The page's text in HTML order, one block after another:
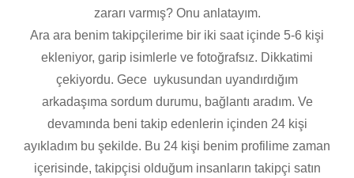
zararı varmış? Onu anlatayım.
Ara ara benim takipçilerime bir iki saat içinde 5-6 kişi
ekleniyor, garip isimlerle ve fotoğrafsız. Dikkatimi
çekiyordu. Gece uykusundan uyandırdığım
arkadaşıma sordum durumu, bağlantı aradım. Ve
devamında beni takip edenlerin içinden 24 kişi
ayıkladım bu şekilde. Bu 24 kişi benim profilime zaman
içerisinde, takipçisi olduğum insanların takipçi satın